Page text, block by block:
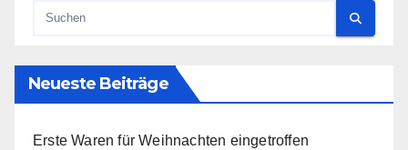
Neueste Beiträge
Erste Waren für Weihnachten eingetroffen